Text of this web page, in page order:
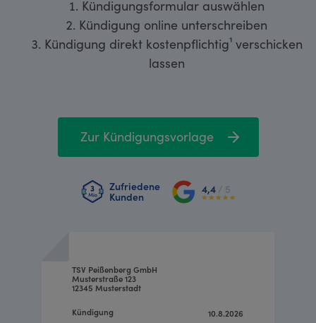
Kündigungsformular auswählen
Kündigung online unterschreiben
Kündigung direkt kostenpflichtig¹ verschicken
lassen
Zur Kündigungsvorlage
Zufriedene
Kunden
4,4 / 5
10.8.2026
TSV Peißenberg GmbH
Musterstraße 123
12345 Musterstadt
Kündigung